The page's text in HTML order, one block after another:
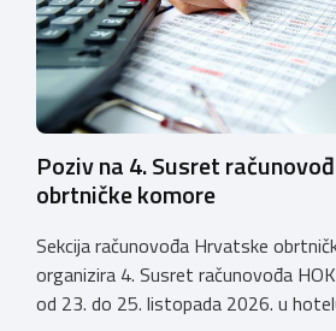
Poziv na 4. Susret
obrtničke komore
Sekcija računovođa Hrvatske
organizira 4. Susret računovođa
od 23. do 25. listopada 2026. u